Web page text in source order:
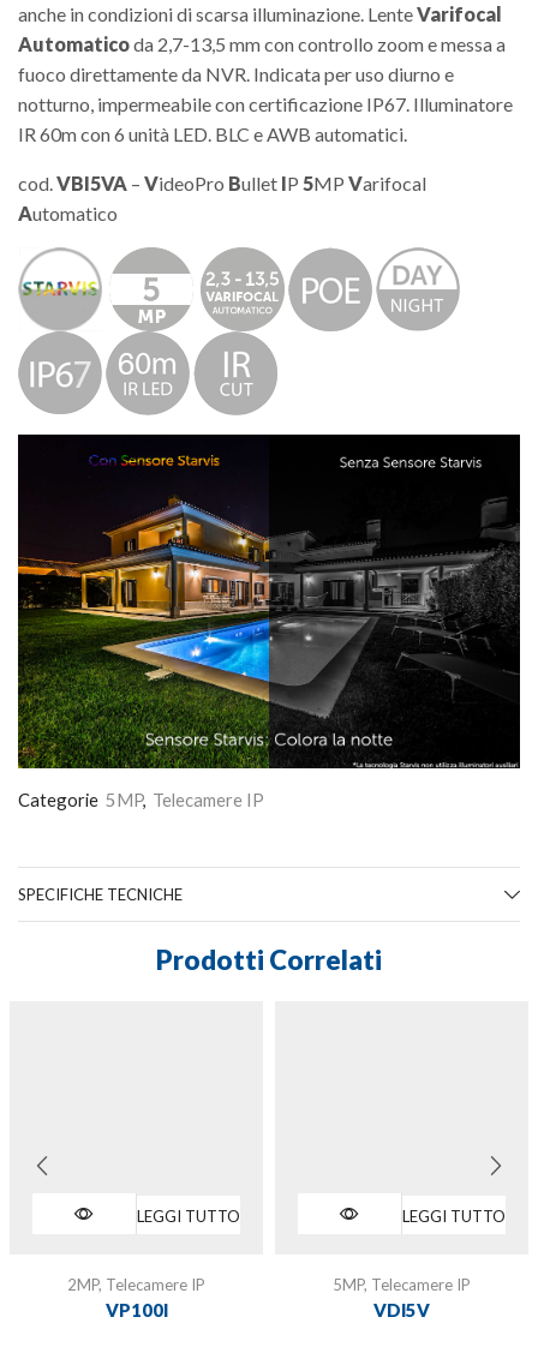
anche in condizioni di scarsa illuminazione. LenteVarifocal
Automaticoda 2,7-13,5 mm con controllo zoom e messa a
fuoco direttamente da NVR. Indicata per uso diurno e
notturno, impermeabile con certificazione IP67. Illuminatore
IR 60m con 6 unità LED. BLC e AWB automatici.
cod. VBI5VA – VideoPro Bullet IP 5MP Varifocal
Automatico
Categorie 5MP, Telecamere IP
SPECIFICHE TECNICHE
Prodotti Correlati
LEGGI TUTTO
2MP, Telecamere IP
VP100I
LEGGI TUTTO
5MP, Telecamere IP
VDI5V